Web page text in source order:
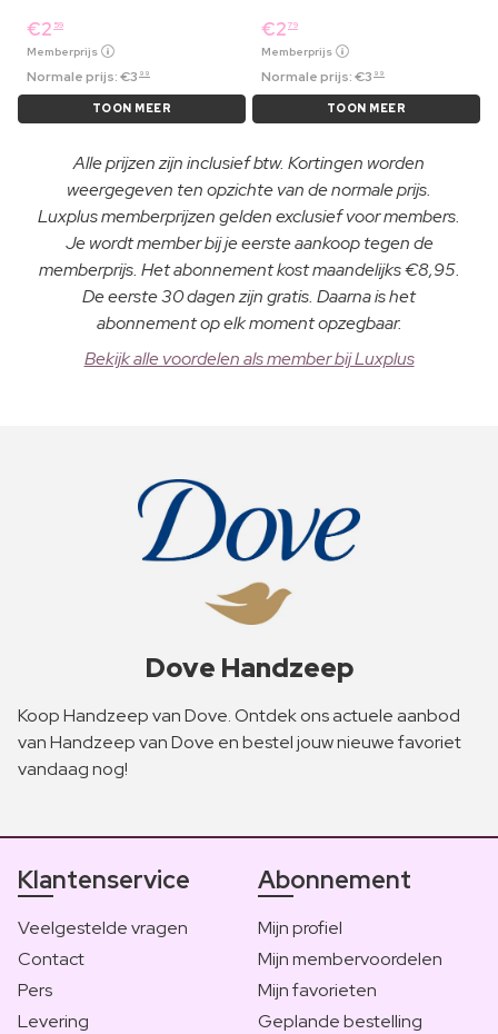
€2 59
Memberprijs
Normale prijs:€3 99
TOON MEER
€2 79
Memberprijs
Normale prijs:€3 99
TOON MEER
Alle prijzen zijn inclusief btw. Kortingen worden
weergegeven ten opzichte van de normale prijs.
Luxplus memberprijzen gelden exclusief voor members.
Je wordt member bij je eerste aankoop tegen de
memberprijs. Het abonnement kost maandelijks €8,95.
De eerste 30 dagen zijn gratis. Daarna is het
abonnement op elk moment opzegbaar.
Bekijk alle voordelen als member bij Luxplus
Dove Handzeep
Koop Handzeep van Dove. Ontdek ons actuele aanbod
van Handzeep van Dove en bestel jouw nieuwe favoriet
vandaag nog!
Klantenservice
Veelgestelde vragen
Contact
Pers
Levering
Abonnement
Mijn profiel
Mijn membervoordelen
Mijn favorieten
Geplande bestelling